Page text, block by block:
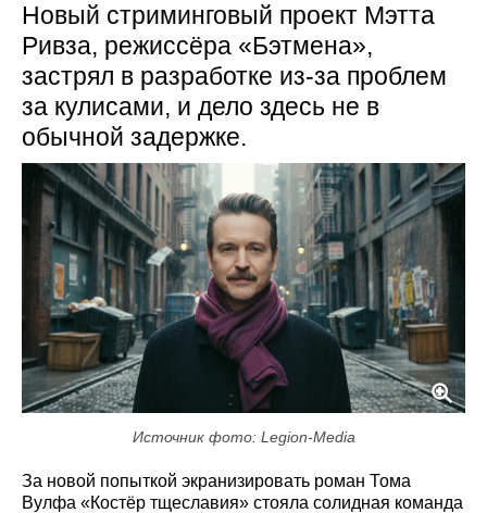
Новый стриминговый проект Мэтта
Ривза, режиссёра «Бэтмена»,
застрял в разработке из-за проблем
за кулисами, и дело здесь не в
обычной задержке.
Источник фото: Legion-Media
За новой попыткой экранизировать роман Тома
Вулфа «Костёр тщеславия» стояла солидная команда